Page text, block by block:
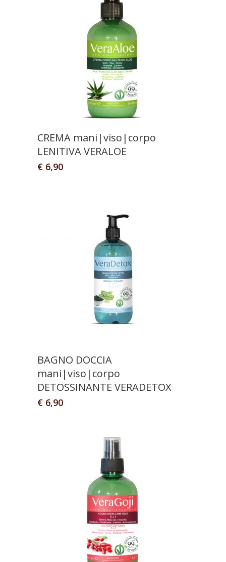
CREMA mani|viso|corpo
LENITIVA VERALOE
€ 6,90
BAGNO DOCCIA
mani|viso|corpo
DETOSSINANTE VERADETOX
€ 6,90